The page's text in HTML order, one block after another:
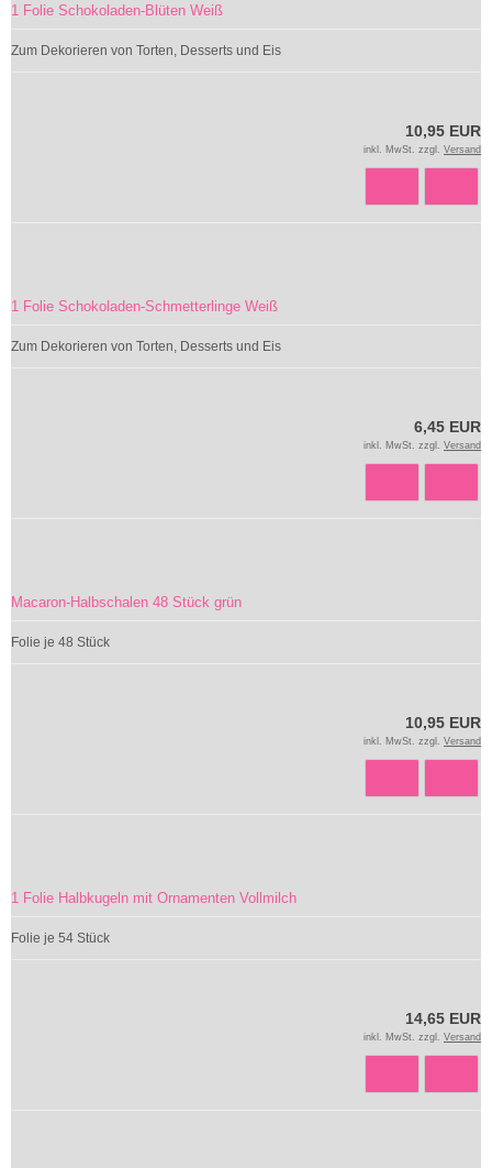
1 Folie Schokoladen-Blüten Weiß
Zum Dekorieren von Torten, Desserts und Eis
10,95 EUR
inkl. MwSt. zzgl. Versand
1 Folie Schokoladen-Schmetterlinge Weiß
Zum Dekorieren von Torten, Desserts und Eis
6,45 EUR
inkl. MwSt. zzgl. Versand
Macaron-Halbschalen 48 Stück grün
Folie je 48 Stück
10,95 EUR
inkl. MwSt. zzgl. Versand
1 Folie Halbkugeln mit Ornamenten Vollmilch
Folie je 54 Stück
14,65 EUR
inkl. MwSt. zzgl. Versand